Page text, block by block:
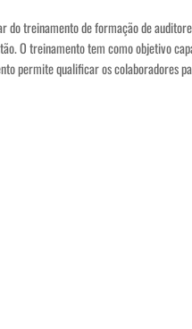
treinamento de formação de
O treinamento tem como objetivo
permite qualificar os colaboradores